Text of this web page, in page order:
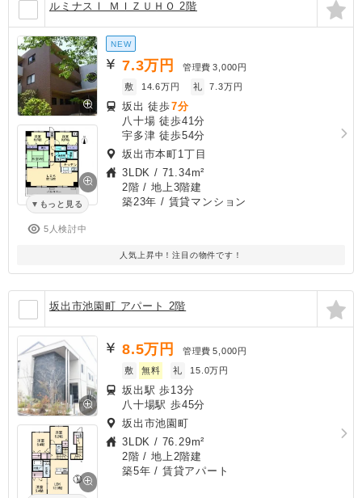
ルミナスⅠ ＭＩＺＵＨＯ 2階
もっと見る
5人検討中
NEW
7.3万円 管理費 3,000円
敷
14.6万円 礼 7.3万円
坂出 徒歩7分
八十場 徒歩41分
宇多津 徒歩54分
坂出市本町1丁目
3LDK / 71.34m²
2階 / 地上3階建
築23年 / 賃貸マンション
人気上昇中！注目の物件です！
坂出市池園町 アパート 2階
8.5万円 管理費 5,000円
敷
無料 礼 15.0万円
坂出駅 歩13分
八十場駅 歩45分
坂出市池園町
3LDK / 76.29m²
2階 / 地上2階建
築5年 / 賃貸アパート